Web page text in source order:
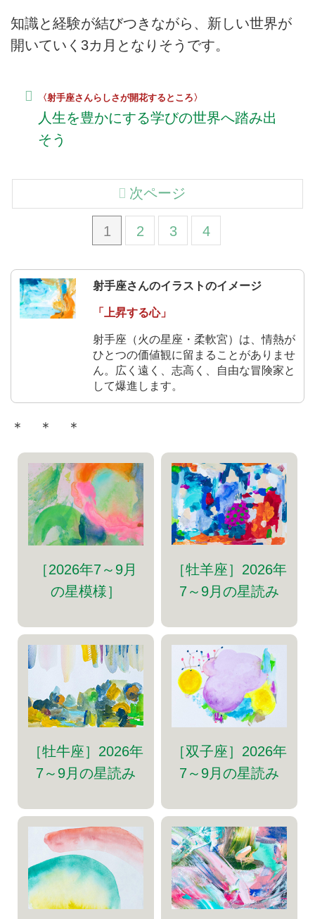
知識と経験が結びつきながら、新しい世界が
開いていく3カ月となりそうです。
〈射手座さんらしさが開花するところ〉
人生を豊かにする学びの世界へ踏み出
そう
1 2 3 4
次ページ
射手座さんのイラストのイメージ
「上昇する心」
射手座（火の星座・柔軟宮）は、情熱が
ひとつの価値観に留まることがありませ
ん。広く遠く、志高く、自由な冒険家と
して爆進します。
＊ ＊ ＊
［2026年7～9月
の星模様］
［牡羊座］2026年
7～9月の星読み
［牡牛座］2026年
7～9月の星読み
［双子座］2026年
7～9月の星読み